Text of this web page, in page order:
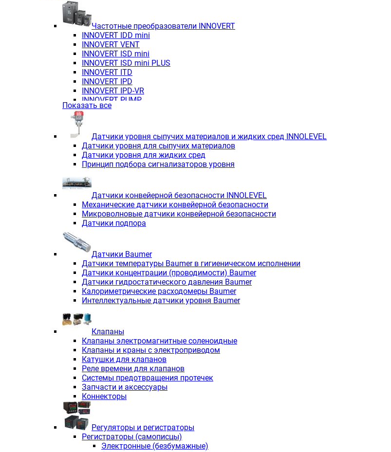
Частотные преобразователи INNOVERT
INNOVERT IDD mini
INNOVERT VENT
INNOVERT ISD mini
INNOVERT ISD mini PLUS
INNOVERT ITD
INNOVERT IРD
INNOVERT IРD-VR
INNOVERT PUMP
Показать все
Датчики уровня сыпучих материалов и жидких сред INNOLEVEL
Датчики уровня для сыпучих материалов
Датчики уровня для жидких сред
Принцип подбора сигнализаторов уровня
Датчики конвейерной безопасности INNOLEVEL
Механические датчики конвейерной безопасности
Микроволновые датчики конвейерной безопасности
Датчики подпора
Датчики Baumer
Датчики температуры Baumer в гигиеническом исполнении
Датчики концентрации (проводимости) Baumer
Датчики гидростатического давления Baumer
Калориметрические расходомеры Baumer
Интеллектуальные датчики уровня Baumer
Клапаны
Клапаны электромагнитные соленоидные
Клапаны и краны с электроприводом
Катушки для клапанов
Реле времени для клапанов
Системы предотвращения протечек
Запчасти и аксессуары
Коннекторы
Регуляторы и регистраторы
Регистраторы (самописцы)
Электронные (безбумажные)